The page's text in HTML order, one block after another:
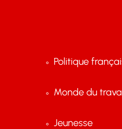
Politique
Monde du
Jeunesse